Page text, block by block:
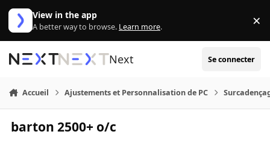
Aller au contenu
View in the app
A better way to browse. Learn more. ×
Next Se connecter
Accueil Ajustements et Personnalisation de PC
barton 2500+ o/c